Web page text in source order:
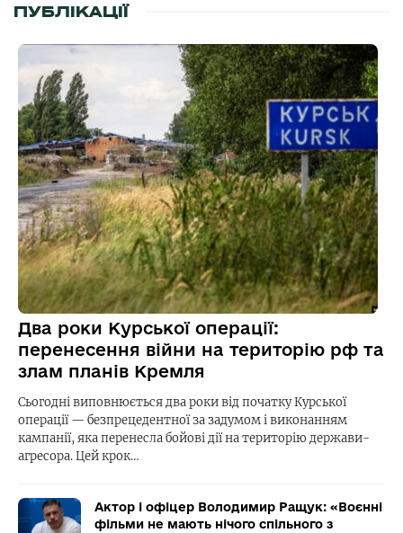
ПУБЛІКАЦІЇ
Два роки Курської операції:
перенесення війни на територію рф та
злам планів Кремля
Сьогодні виповнюється два роки від початку Курської
операції — безпрецедентної за задумом і виконанням
кампанії, яка перенесла бойові дії на територію держави-
агресора. Цей крок…
Актор і офіцер Володимир Ращук: «Воєнні
фільми не мають нічого спільного з